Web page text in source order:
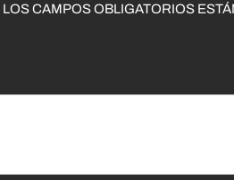
LOS CAMPOS OBLIGATORIOS